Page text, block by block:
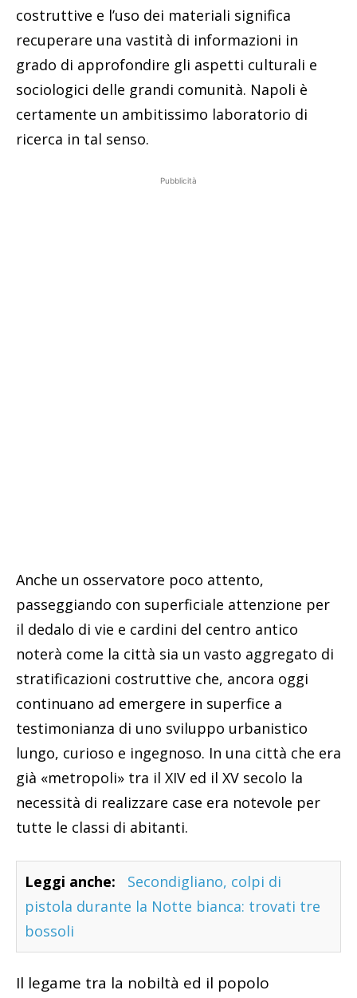
costruttive e l’uso dei materiali significa
recuperare una vastità di informazioni in
grado di approfondire gli aspetti culturali e
sociologici delle grandi comunità. Napoli è
certamente un ambitissimo laboratorio di
ricerca in tal senso.
Pubblicità
Anche un osservatore poco attento,
passeggiando con superficiale attenzione per
il dedalo di vie e cardini del centro antico
noterà come la città sia un vasto aggregato di
stratificazioni costruttive che, ancora oggi
continuano ad emergere in superfice a
testimonianza di uno sviluppo urbanistico
lungo, curioso e ingegnoso. In una città che era
già «metropoli» tra il XIV ed il XV secolo la
necessità di realizzare case era notevole per
tutte le classi di abitanti.
Leggi anche:
Secondigliano, colpi di
pistola durante la Notte bianca: trovati tre
bossoli
Il legame tra la nobiltà ed il popolo